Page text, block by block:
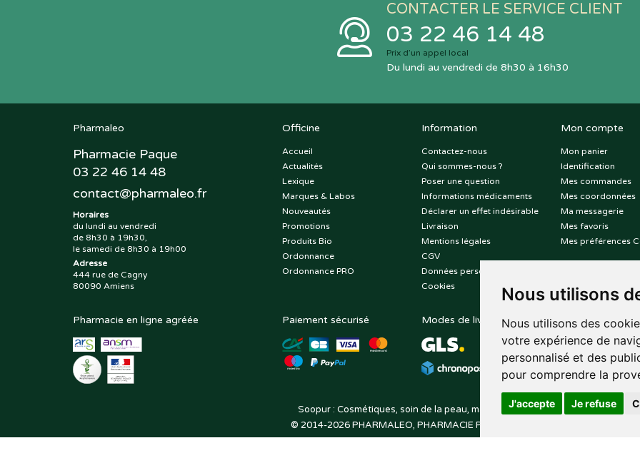
Nous utilisons
Nous utilisons des
votre expérience de
personnalisé et des
pour comprendre la
J'accepte Je refuse
CONTACTER LE SERVICE CLIENT
03 22 46 14 48
Prix d’un appel local
Du lundi au vendredi de 8h30 à 16h30
Pharmaleo
Pharmacie Paque
03 22 46 14 48
contact@pharmaleo.fr
Horaires
du lundi au vendredi
de 8h30 à 19h30,
le samedi de 8h30 à 19h00
Adresse
444 rue de Cagny
80090 Amiens
Officine
Accueil
Actualités
Lexique
Marques & Labos
Nouveautés
Promotions
Produits Bio
Ordonnance
Ordonnance PRO
Information
Contactez-nous
Qui sommes-nous ?
Poser une question
Informations médicaments
Déclarer un effet indésirable
Livraison
Mentions légales
CGV
Données personnelles
Cookies
Mon compte
Mon panier
Identification
Mes commandes
Mes coordonnées
Ma messagerie
Mes favoris
Mes préférences
Pharmacie en ligne agréée Paiement sécurisé Modes de livraison Suivez-nous sur
Soopur : Cosmétiques, soin de la peau, maquillage, toutes vos marques de
© 2014-2026PHARMALEO, PHARMACIE PAQUE